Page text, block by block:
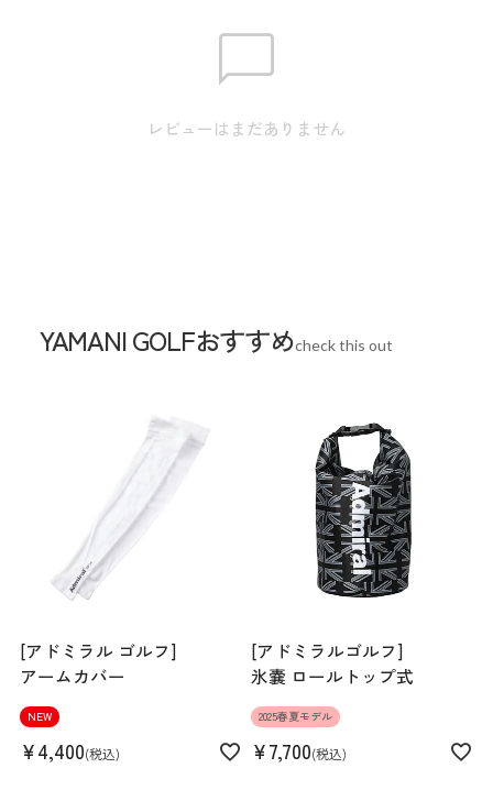
※本表示は実寸となります。
ポリエステル
レビューはまだありません
YAMANI GOLFおすすめcheck this out
[アドミラル ゴルフ]
アームカバー
NEW
¥4,400 税込
[アドミラルゴルフ]
氷嚢 ロールトップ式
2025春夏モデル
¥7,700 税込